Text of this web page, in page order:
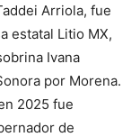
Arriola, fue
estatal Litio MX,
Ivana
por Morena.
2025 fue
de